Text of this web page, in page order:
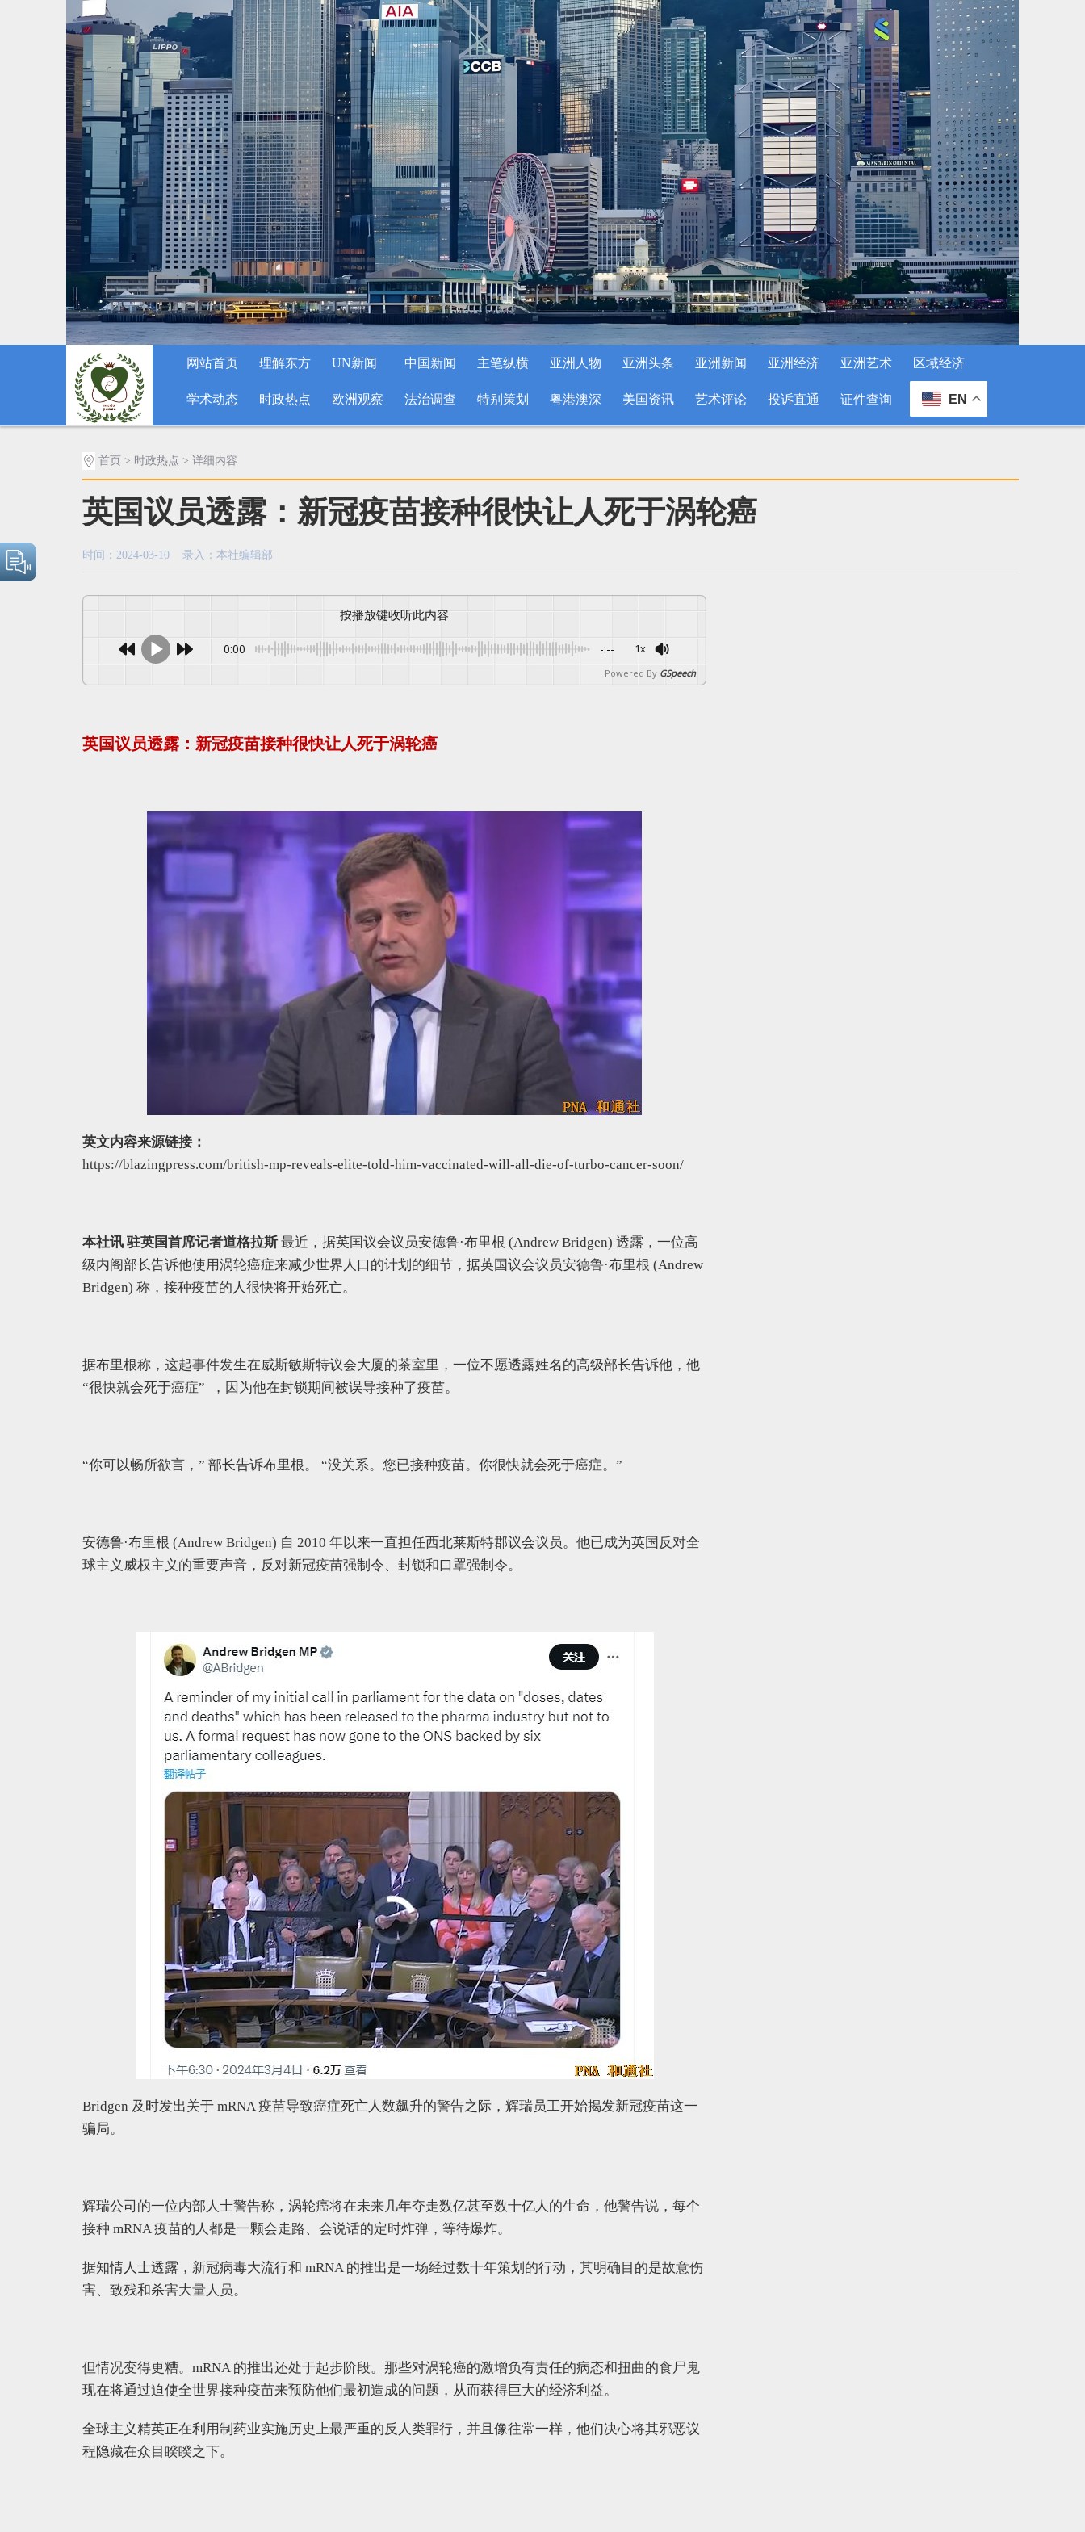
网站首页 理解东方 UN新闻 中国新闻 主笔纵横 亚洲人物 亚洲头条 亚洲新闻 亚洲经济 亚洲艺术 区域经济
学术动态 时政热点 欧洲观察 法治调查 特别策划 粤港澳深 美国资讯 艺术评论 投诉直通 证件查询 EN
首页 > 时政热点 > 详细内容
英国议员透露：新冠疫苗接种很快让人死于涡轮癌
时间：2024-03-10 录入：本社编辑部
按播放键收听此内容
0:00 -:-- 1x
Powered By GSpeech
英国议员透露：新冠疫苗接种很快让人死于涡轮癌
英文内容来源链接：
https://blazingpress.com/british-mp-reveals-elite-told-him-vaccinated-will-all-die-of-turbo-cancer-soon/
本社讯 驻英国首席记者道格拉斯最近，据英国议会议员安德鲁·布里根 (Andrew Bridgen) 透露，一位高
级内阁部长告诉他使用涡轮癌症来减少世界人口的计划的细节，据英国议会议员安德鲁·布里根 (Andrew
Bridgen) 称，接种疫苗的人很快将开始死亡。
据布里根称，这起事件发生在威斯敏斯特议会大厦的茶室里，一位不愿透露姓名的高级部长告诉他，他
“很快就会死于癌症” ，因为他在封锁期间被误导接种了疫苗。
“你可以畅所欲言，” 部长告诉布里根。 “没关系。您已接种疫苗。你很快就会死于癌症。”
安德鲁·布里根 (Andrew Bridgen) 自 2010 年以来一直担任西北莱斯特郡议会议员。他已成为英国反对全
球主义威权主义的重要声音，反对新冠疫苗强制令、封锁和口罩强制令。
Bridgen 及时发出关于 mRNA 疫苗导致癌症死亡人数飙升的警告之际，辉瑞员工开始揭发新冠疫苗这一
骗局。
辉瑞公司的一位内部人士警告称，涡轮癌将在未来几年夺走数亿甚至数十亿人的生命，他警告说，每个
接种 mRNA 疫苗的人都是一颗会走路、会说话的定时炸弹，等待爆炸。
据知情人士透露，新冠病毒大流行和 mRNA 的推出是一场经过数十年策划的行动，其明确目的是故意伤
害、致残和杀害大量人员。
但情况变得更糟。mRNA 的推出还处于起步阶段。那些对涡轮癌的激增负有责任的病态和扭曲的食尸鬼
现在将通过迫使全世界接种疫苗来预防他们最初造成的问题，从而获得巨大的经济利益。
全球主义精英正在利用制药业实施历史上最严重的反人类罪行，并且像往常一样，他们决心将其邪恶议
程隐藏在众目睽睽之下。